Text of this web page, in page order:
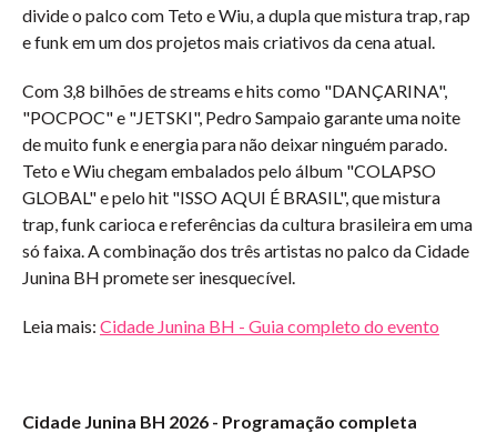
divide o palco com Teto e Wiu, a dupla que mistura trap, rap
e funk em um dos projetos mais criativos da cena atual.
Com 3,8 bilhões de streams e hits como "DANÇARINA",
"POCPOC" e "JETSKI", Pedro Sampaio garante uma noite
de muito funk e energia para não deixar ninguém parado.
Teto e Wiu chegam embalados pelo álbum "COLAPSO
GLOBAL" e pelo hit "ISSO AQUI É BRASIL", que mistura
trap, funk carioca e referências da cultura brasileira em uma
só faixa. A combinação dos três artistas no palco da Cidade
Junina BH promete ser inesquecível.
Leia mais: Cidade Junina BH - Guia completo do evento
Cidade Junina BH 2026 - Programação completa